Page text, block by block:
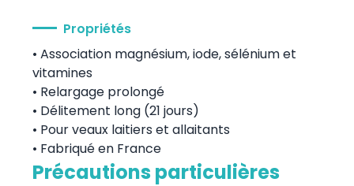
Propriétés
• Association magnésium, iode, sélénium et
vitamines
• Relargage prolongé
• Délitement long (21 jours)
• Pour veaux laitiers et allaitants
• Fabriqué en France
Précautions particulières